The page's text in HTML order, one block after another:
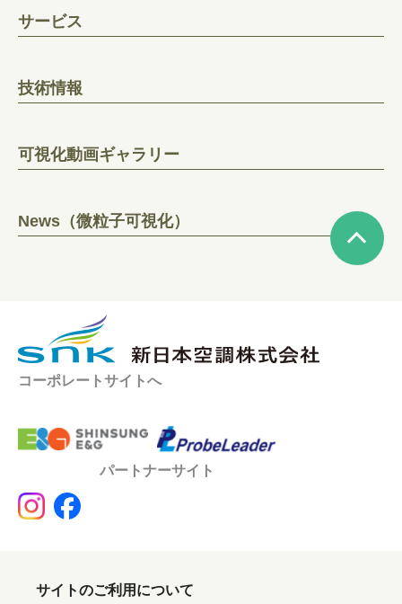
サービス
技術情報
可視化動画ギャラリー
News（微粒子可視化）
コーポレートサイトへ
パートナーサイト
サイトのご利用について